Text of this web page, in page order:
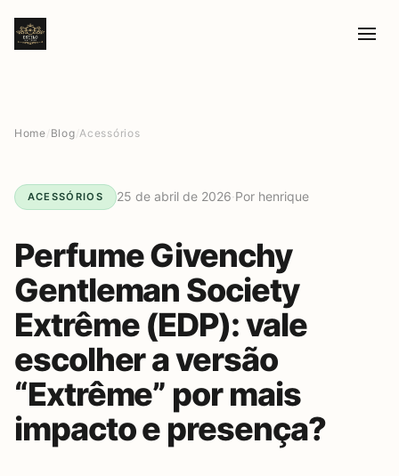
Home Blog /Acessórios
ACESSÓRIOS 25 de abril de 2026·Por henrique
Perfume Givenchy
Gentleman Society
Extrême (EDP): vale
escolher a versão
“Extrême” por mais
impacto e presença?